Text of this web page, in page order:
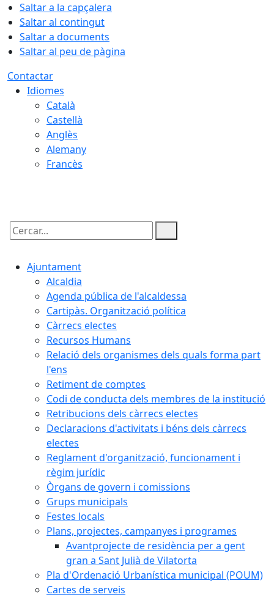
Saltar a la capçalera
Saltar al contingut
Saltar a documents
Saltar al peu de pàgina
Contactar
Idiomes
Català
Castellà
Anglès
Alemany
Francès
Cercar:
Ajuntament
Alcaldia
Agenda pública de l'alcaldessa
Cartipàs. Organització política
Càrrecs electes
Recursos Humans
Relació dels organismes dels quals forma part
l'ens
Retiment de comptes
Codi de conducta dels membres de la institució
Retribucions dels càrrecs electes
Declaracions d'activitats i béns dels càrrecs
electes
Reglament d'organització, funcionament i
règim jurídic
Òrgans de govern i comissions
Grups municipals
Festes locals
Plans, projectes, campanyes i programes
Avantprojecte de residència per a gent
gran a Sant Julià de Vilatorta
Pla d'Ordenació Urbanística municipal (POUM)
Cartes de serveis